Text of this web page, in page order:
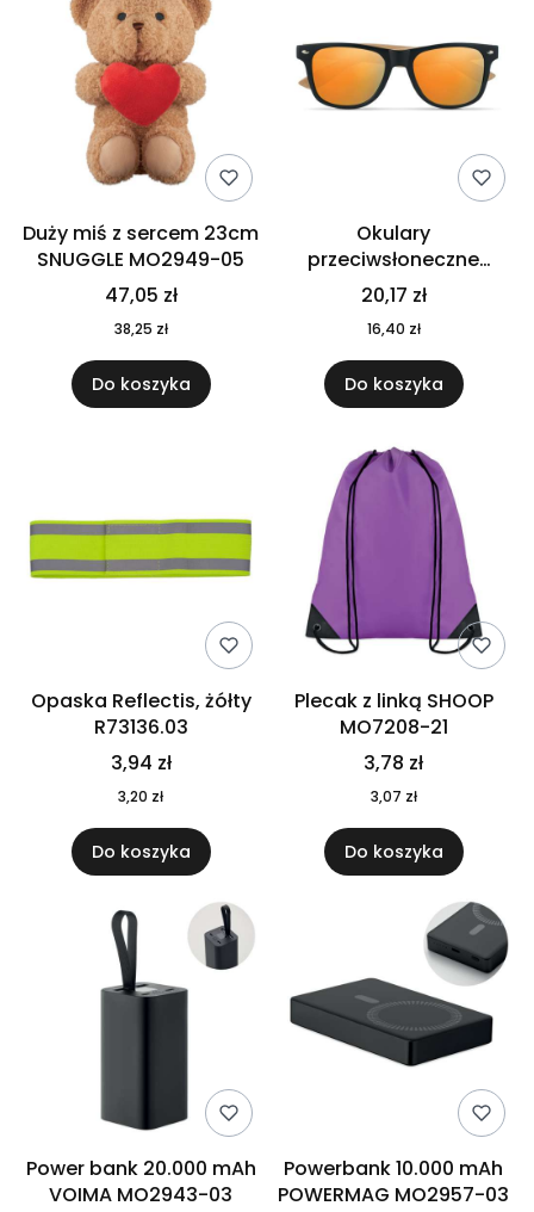
Duży miś z sercem 23cm
SNUGGLE MO2949-05
47,05 zł
38,25 zł
Do koszyka
Okulary
przeciwsłoneczne
CALIFORNIA TOUCH
MO9617-10
20,17 zł
16,40 zł
Do koszyka
Opaska Reflectis, żółty
R73136.03
3,94 zł
3,20 zł
Do koszyka
Plecak z linką SHOOP
MO7208-21
3,78 zł
3,07 zł
Do koszyka
Power bank 20.000 mAh
VOIMA MO2943-03
Powerbank 10.000 mAh
POWERMAG MO2957-03